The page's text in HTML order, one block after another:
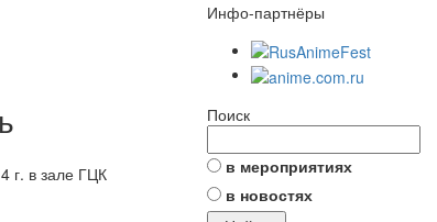
г. в зале ГЦК
Инфо-партнёры
Поиск
в мероприятиях
в новостях